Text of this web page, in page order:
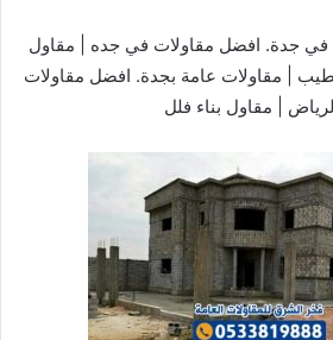
في جدة. افضل مقاولات في جده | مقاول
| مقاولات عامة بجدة. افضل مقاولات
| مقاول بناء فلل